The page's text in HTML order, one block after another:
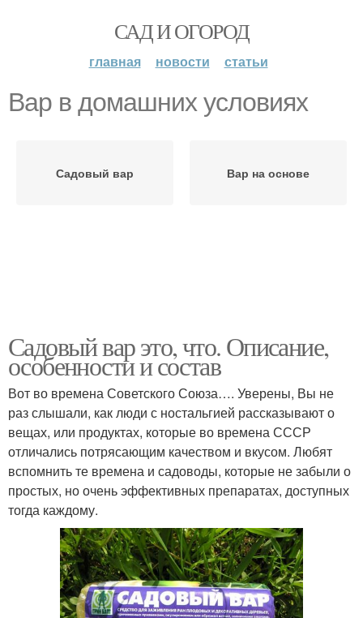
САД И ОГОРОД
главная новости статьи
Вар в домашних условиях
Садовый вар Вар на основе
Садовый вар это, что. Описание,
особенности и состав
Вот во времена Советского Союза…. Уверены, Вы не
раз слышали, как люди с ностальгией рассказывают о
вещах, или продуктах, которые во времена СССР
отличались потрясающим качеством и вкусом. Любят
вспомнить те времена и садоводы, которые не забыли о
простых, но очень эффективных препаратах, доступных
тогда каждому.